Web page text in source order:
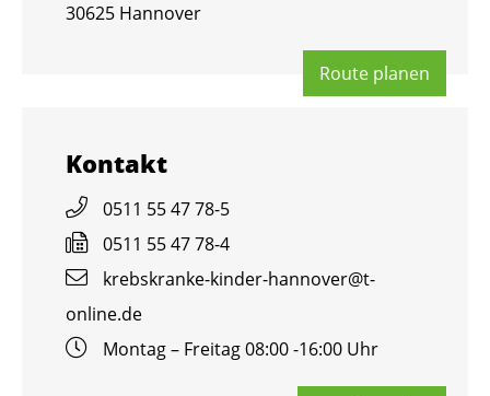
30625 Han­no­ver
Route pla­nen
Kon­takt
0511 55 47 78-5
0511 55 47 78-4
krebs­kran­ke-kin­der-han­no­ver@​t-​
online.​de
Mon­tag – Frei­tag 08:00 -16:00 Uhr